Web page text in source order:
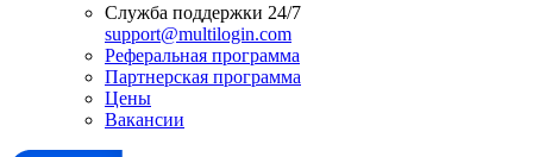
Служба поддержки 24/7
support@multilogin.com
Реферальная программа
Партнерская программа
Цены
Вакансии